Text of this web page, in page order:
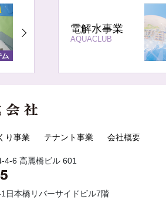
電解水事業
AQUACLUB
り事業 テナント事業 会社概要
4-6 高麗橋ビル 601
日本橋リバーサイドビル7階